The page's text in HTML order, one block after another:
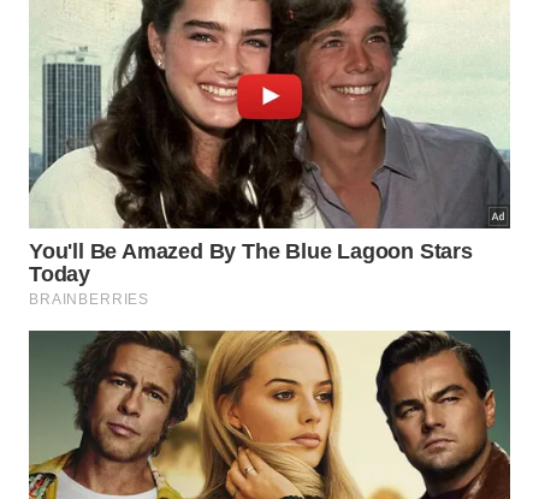
dia a dia?
A forma mais tradicional é abrir a fruta madura e
comer a polpa com colher, descartando as
sementes. Ela também pode entrar em vitaminas,
cremes, sorvetes, mousses, recheios frios e
sobremesas com iogurte natural. Para uma versão
simples, basta bater a polpa sem sementes com
leite, bebida vegetal ou água gelada, sem exagerar
no adoçante.
A fruta-do-conde merece voltar ao prato porque
une sabor marcante, memória de quintal e valor
nutricional. Sua casca verde de aparência esmeralda
protege uma polpa doce, cremosa e aromática, bem
diferente das frutas padronizadas que circulam o
ano inteiro nos mercados. Quando chega madura à